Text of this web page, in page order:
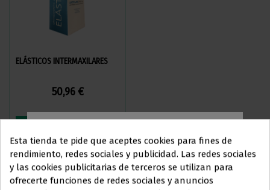
Este sitio web está dirigidoen
ELÁSTICOS INTERMAXILARES
50,96 €
Esta tienda te pide que aceptes cookies para fines de
rendimiento, redes sociales y publicidad. Las redes sociales
y las cookies publicitarias de terceros se utilizan para
ofrecerte funciones de redes sociales y anuncios